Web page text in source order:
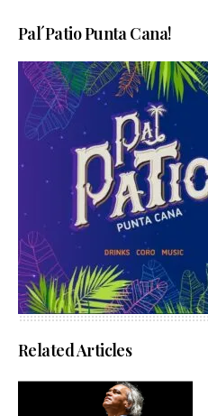
Pal´Patio Punta Cana!
Related Articles